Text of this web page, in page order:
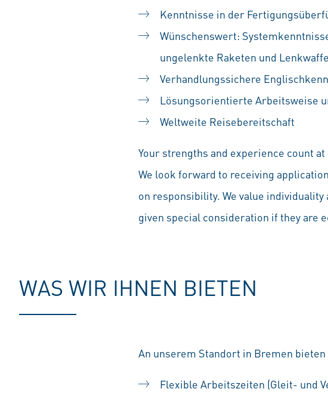
Kenntnisse in der
Wünschenswert:
ungelenkte Raketen und
Verhandlungssichere
Lösungsorientierte Arbeitsweise
Weltweite Reisebereitschaft
Your strengths and experience count
We look forward to receiving
on responsibility. We value
given special consideration if they are
WAS WIR IHNEN BIETEN
An unserem Standort in Bremen
Flexible Arbeitszeiten (Gleit- und